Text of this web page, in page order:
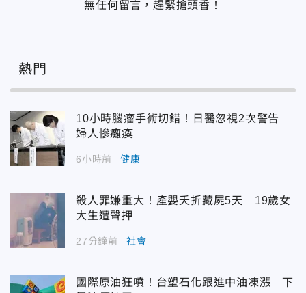
無任何留言，趕緊搶頭香！
熱門
10小時腦瘤手術切錯！日醫忽視2次警告
婦人慘癱瘓
6小時前 健康
殺人罪嫌重大！產嬰夭折藏屍5天 19歲女
大生遭聲押
27分鐘前 社會
國際原油狂噴！台塑石化跟進中油凍漲 下